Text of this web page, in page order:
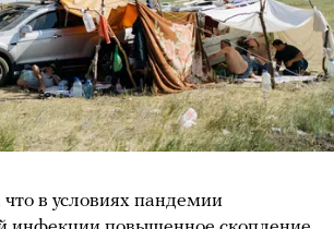
в условиях пандемии